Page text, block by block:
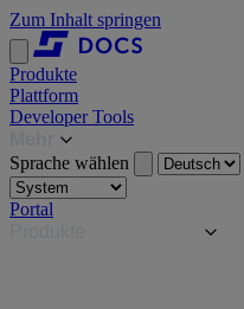
Zum Inhalt springen
Produkte
Plattform
Developer Tools
Sprache wählen
Portal